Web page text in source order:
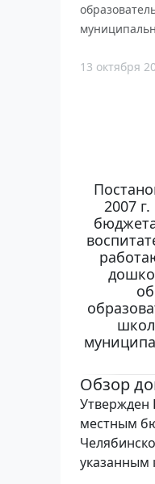
13 октября
2007
Обзор
Утвержден
местным
указанным